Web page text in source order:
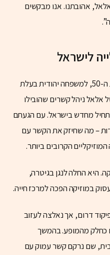
אהובתנו. אנו מבקשים
לישראל
קורין אלאל נולדה בתוניסיה בשנות ה-50, למשפחה יהודית בעלת
אלאל ניהל קשרים שהובילו
מחדש בישראל. עם הגעתם
– מה שחיזק את הקשר עם
הקרובים ביותר.
היא החלה לנגן בגיטרה,
במוזיקה הפכה למרכז חייה.
דרום, אך נאלצה לעזוב
כחלק מהמופע. בהמשך
שם נרקם קשר עמוק עם